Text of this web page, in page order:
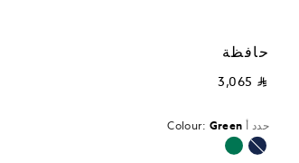
حافظة
⃁ 3,065
حدد أ Colour: Green
محدد